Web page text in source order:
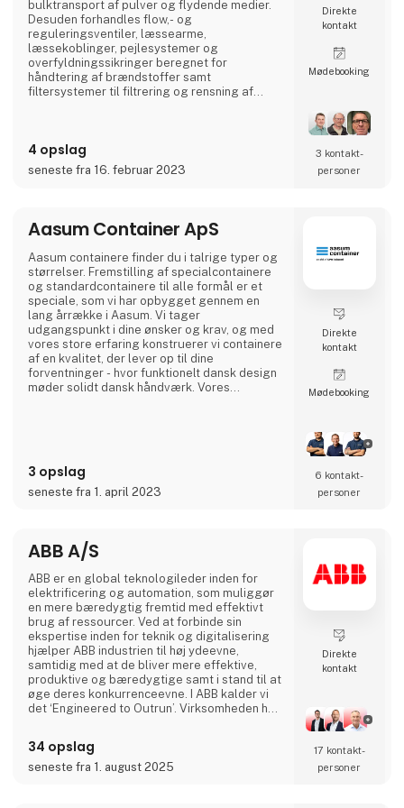
bulktransport af pulver og flydende medier.
Desuden forhandles flow,- og
reguleringsventiler, læssearme,
læssekoblinger, pejlesystemer og
overfyldningssikringer beregnet for
håndtering af brændstoffer samt
filtersystemer til filtrering og rensning af
anvendelse for Søværnets skibe til
betankning af helikoptere om bord på skibe,
Forsvarets Redningshelikoptere og til mindre
4 opslag
seneste fra 16. februar 2023
Direkte
kontakt
Møde­booking
3 kontakt­
personer
Aasum Container ApS
Aasum containere finder du i talrige typer og
størrelser. Fremstilling af special­containere
og standard­containere til alle formål er et
speciale, som vi har opbygget gennem en
lang årrække i Aasum. Vi tager
udgangspunkt i dine ønsker og krav, og med
vores store erfaring konstruerer vi containere
af en kvalitet, der lever op til dine
forventninger - hvor funktionelt dansk design
møder solidt dansk håndværk. Vores
bygger containere. Det vil sige, at
3 opslag
seneste fra 1. april 2023
Direkte
kontakt
Møde­booking
6 kontakt­
personer
ABB A/S
ABB er en global teknologileder inden for
elektrificering og automation, som muliggør
en mere bæredygtig fremtid med effektivt
brug af ressourcer. Ved at forbinde sin
ekspertise inden for teknik og digitalisering
hjælper ABB industrien til høj ydeevne,
samtidig med at de bliver mere effektive,
produktive og bæredygtige samt i stand til at
øge deres konkurrenceevne. I ABB kalder vi
det ‘Engineered to Outrun’. Virksomheden har
noteret på SIX Swiss Exchange (ABBN) og
Nasdaq Stockholm (ABB). www.abb.com
34 opslag
seneste fra 1. august 2025
Direkte
kontakt
17 kontakt­
personer